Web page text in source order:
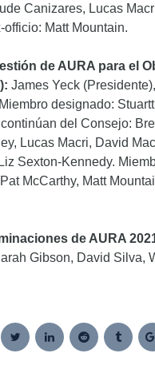
Canizares, Lucas
officio: Matt Mountain.
de AURA para el
James Yeck
designado:
del Consejo:
Lucas Macri, David
Sexton-Kennedy.
McCarthy, Matt
de AURA
Gibson, David Silva,